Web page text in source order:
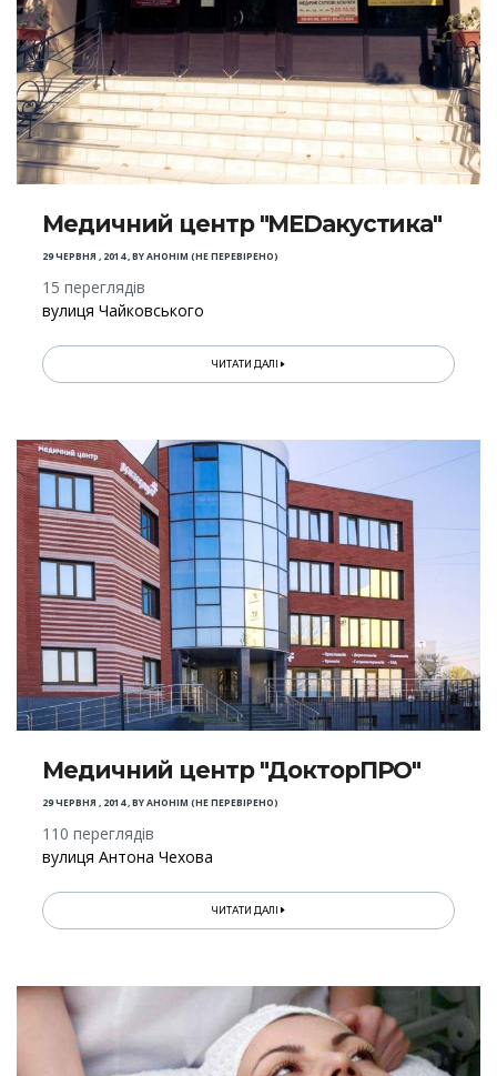
Медичний центр "MEDакустика"
29 ЧЕРВНЯ , 2014,BYАНОНІМ (НЕ ПЕРЕВІРЕНО)
15 переглядів
вулиця Чайковського
ЧИТАТИ ДАЛІ
Медичний центр "ДокторПРО"
29 ЧЕРВНЯ , 2014,BYАНОНІМ (НЕ ПЕРЕВІРЕНО)
110 переглядів
вулиця Антона Чехова
ЧИТАТИ ДАЛІ